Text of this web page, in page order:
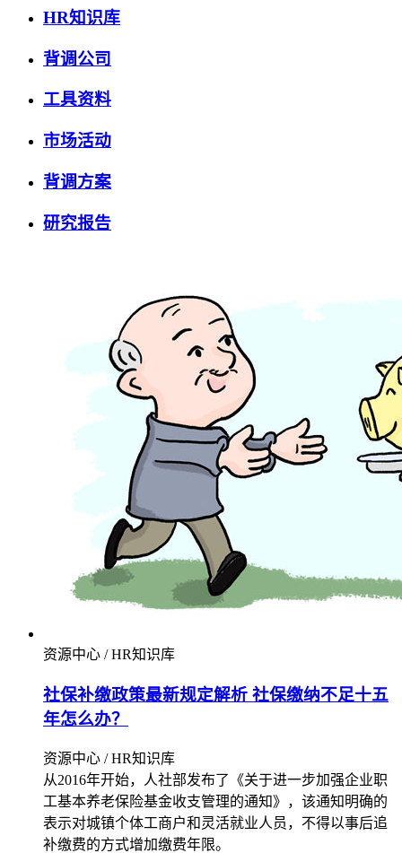
HR知识库
背调公司
工具资料
市场活动
背调方案
研究报告
资源中心 / HR知识库
社保补缴政策最新规定解析 社保缴纳不足十五
年怎么办？
资源中心 / HR知识库
从2016年开始，人社部发布了《关于进一步加强企业职
工基本养老保险基金收支管理的通知》，该通知明确的
表示对城镇个体工商户和灵活就业人员，不得以事后追
补缴费的方式增加缴费年限。